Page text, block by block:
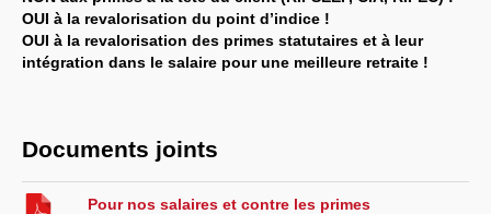
OUI à la revalorisation du point d’indice !
OUI à la revalorisation des primes statutaires et à leur
intégration dans le salaire pour une meilleure retraite !
Documents joints
Pour nos salaires et contre les primes